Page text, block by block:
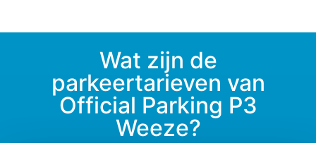
Wat zijn de
parkeertarieven van
Official Parking P3
Weeze?